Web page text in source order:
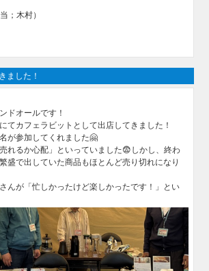
；木村）
ました！
ドオールです！
てカフェラビットとして出店してきました！
が参加してくれました🤗
れるか心配」といっていました😨しかし、終わ
盛で出していた商品もほとんど売り切れになり
んが「忙しかったけど楽しかったです！」とい